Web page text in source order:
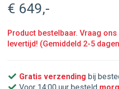
€ 649,-
Product bestelbaar. Vraag
levertijd! (Gemiddeld 2-5
Gratis verzending bij